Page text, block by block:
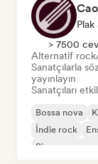
> 7500
Alternatif rock
Sanatçılarla
yayınlayın
Sanatçıları
Bossa nova
İndie rock
Singer-